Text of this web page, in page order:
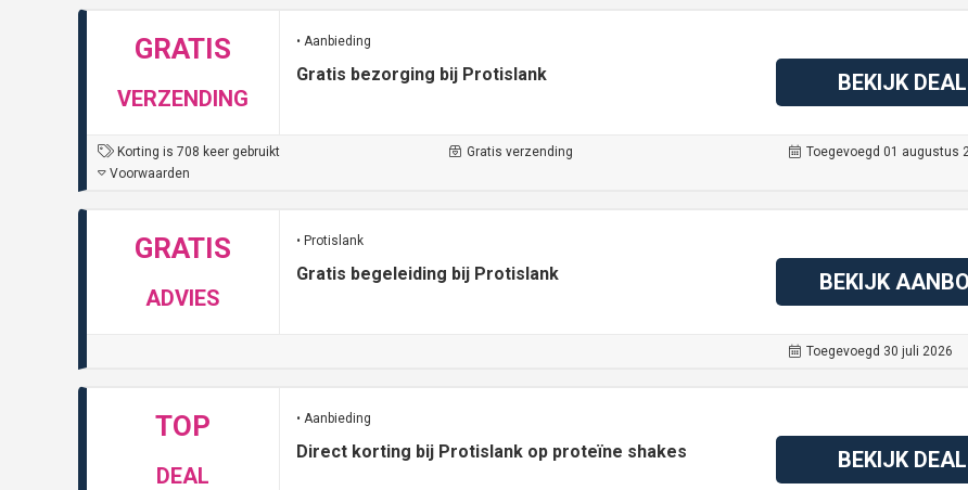
GRATIS
VERZENDING
• Aanbieding
Gratis bezorging bij Protislank BEKIJK DEAL
Korting is 708 keer gebruikt
Voorwaarden
Gratis verzending Toegevoegd 01 augustus
GRATIS
ADVIES
• Protislank
Gratis begeleiding bij Protislank BEKIJK
Toegevoegd 30 juli 2026
TOP
DEAL
• Aanbieding
Direct korting bij Protislank op proteïne shakes BEKIJK DEAL